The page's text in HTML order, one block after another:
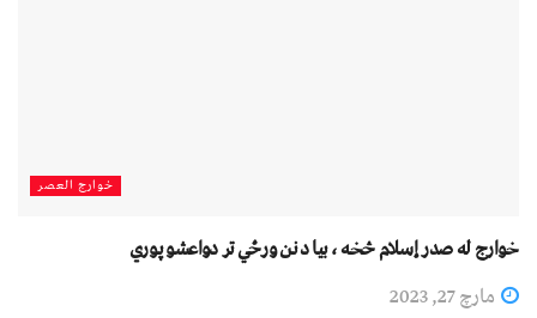
خوارج العصر
خوارج له صدر إسلام څخه ، بیا د نن ورځي تر دواعشو پوري
مارچ 27, 2023